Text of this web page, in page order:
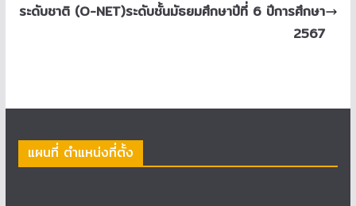
ระดับชาติ (O-NET)ระดับชั้นมัธยมศึกษาปีที่ 6 ปีการศึกษา
2567
แผนที่ ตำแหน่งที่ตั้ง